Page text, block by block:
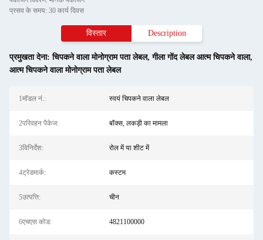
प्रसव के समय: 30 कार्य दिवस
विस्तार Description
प्रमुखता देना:चिपकने वाला मोनोग्राम पता लेबल,गीला गोंद लेबल आत्म चिपकने वाला,
आत्म चिपकने वाला मोनोग्राम पता लेबल
1मॉडल नं.: स्वयं चिपकने वाला लेबल
2परिवहन पैकेज: बॉक्स, लकड़ी का मामला
3विनिर्देश: रोल में या शीट में
4ट्रेडमार्क: कस्टम
5उत्पत्ति: चीन
6एचएस कोड: 4821100000